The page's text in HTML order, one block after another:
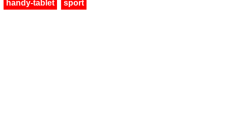
handy-tablet sport